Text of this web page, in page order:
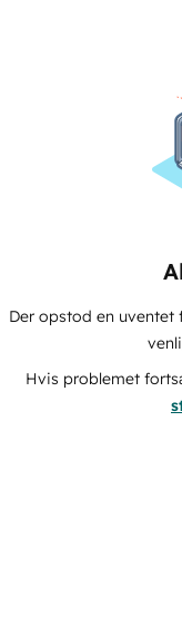
Der opstod en
Hvis problemet